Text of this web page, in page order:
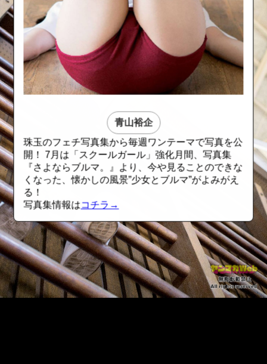
青山裕企
珠玉のフェチ写真集から毎週ワンテーマで写真を公
開！ 7月は「スクールガール」強化月間、写真集
『さよならブルマ。』より、今や見ることのできな
くなった、懐かしの風景”少女とブルマ”がよみがえ
る！
写真集情報はコチラ→
::fzkqzrz.oi ::fzkqzrz.oi